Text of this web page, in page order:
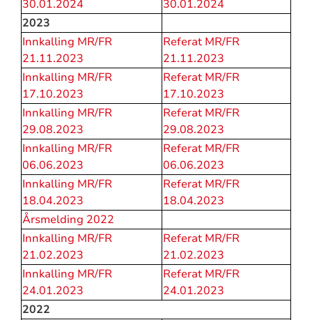
30.01.2024
30.01.2024
2023
Innkalling MR/FR
21.11.2023
Referat MR/FR
21.11.2023
Innkalling MR/FR
17.10.2023
Referat MR/FR
17.10.2023
Innkalling MR/FR
29.08.2023
Referat MR/FR
29.08.2023
Innkalling MR/FR
06.06.2023
Referat MR/FR
06.06.2023
Innkalling MR/FR
18.04.2023
Referat MR/FR
18.04.2023
Årsmelding 2022
Innkalling MR/FR
21.02.2023
Referat MR/FR
21.02.2023
Innkalling MR/FR
24.01.2023
Referat MR/FR
24.01.2023
2022